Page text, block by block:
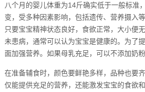
八个月的婴儿体重为14斤确实低于一般标准
变，受多种因素影响，包括遗传、营养摄入
只要宝宝精神状态良好，食欲正常，大小便
未患病，通常可以认为宝宝是健康的。为了
面加强营养。如果母乳充足，可以不添加奶粉
在准备辅食时，颜色要鲜艳多样，品种也要
仅能提供充足的营养，还能激发宝宝的食欲